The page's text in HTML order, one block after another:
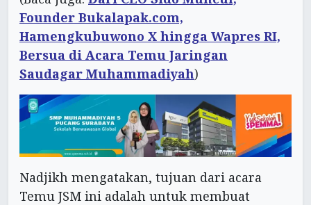
Founder Bukalapak.com,
Hamengkubuwono X hingga Wapres RI,
Bersua di Acara Temu Jaringan
Saudagar Muhammadiyah)
Nadjikh mengatakan, tujuan dari acara
Temu JSM ini adalah untuk membuat